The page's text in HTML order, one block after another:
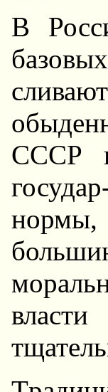
В
СССР
нормы,